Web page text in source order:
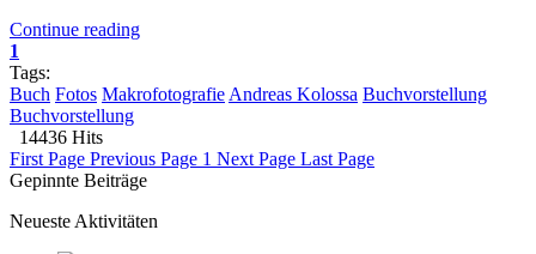
Continue reading
1
Tags:
Buch Fotos Makrofotografie Andreas Kolossa Buchvorstellung
Buchvorstellung
14436 Hits
First Page Previous Page 1 Next Page Last Page
Gepinnte Beiträge
Neueste Aktivitäten